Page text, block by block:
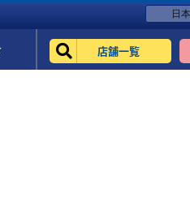
日
店舗一覧